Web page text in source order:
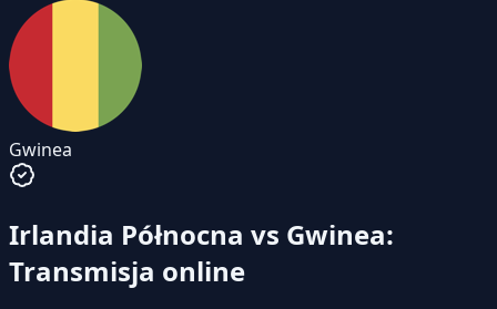
Gwinea
Irlandia Północna vs Gwinea:
Transmisja online